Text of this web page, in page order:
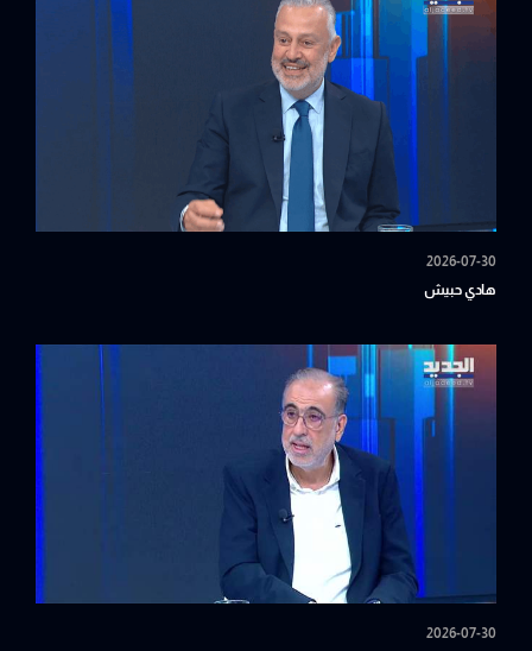
2026-07-30
هادي حبيش
2026-07-30